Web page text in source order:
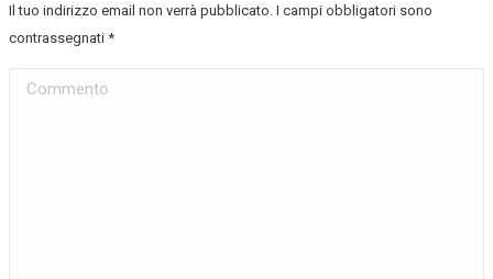
Il tuo indirizzo email non verrà pubblicato. I campi obbligatori sono
contrassegnati *
Commento